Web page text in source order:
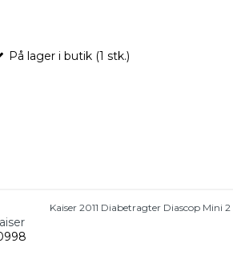
På lager i butik (1 stk.)
Kaiser 2011 Diabetragter Diascop Mini 2